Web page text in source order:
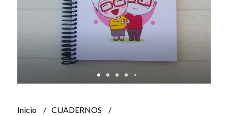
Inicio
CUADERNOS